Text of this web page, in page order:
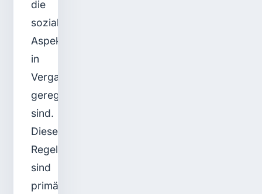
die
sozialen
Aspekte
in
Vergabeverfahren
geregelt
sind.
Diese
Regelungen
sind
primär